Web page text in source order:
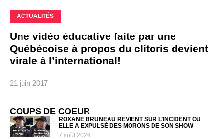
ACTUALITÉS
Une vidéo éducative faite par une
Québécoise à propos du clitoris devient
virale à l’international!
21 juin 2017
COUPS DE COEUR
ROXANE BRUNEAU REVIENT SUR L’INCIDENT OÙ
ELLE A EXPULSÉ DES MORONS DE SON SHOW
7 août 2026